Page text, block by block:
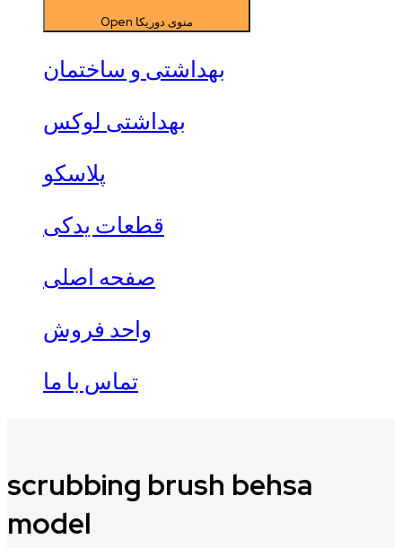
Open منوی دوریکا
بهداشتی و ساختمان
بهداشتی لوکس
پلاسکو
قطعات یدکی
صفحه اصلی
واحد فروش
تماس با ما
scrubbing brush behsa
model